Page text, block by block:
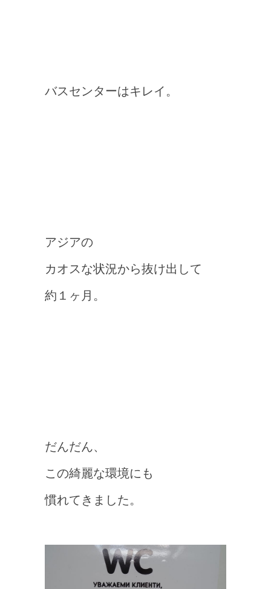
バスセンターはキレイ。
アジアの
カオスな状況から抜け出して
約１ヶ月。
だんだん、
この綺麗な環境にも
慣れてきました。